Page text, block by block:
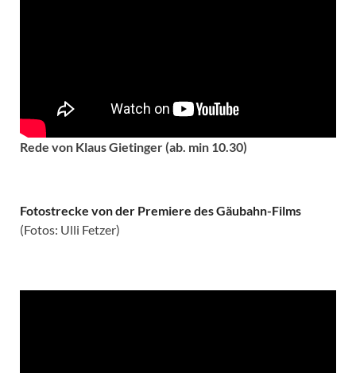
Rede von Klaus Gietinger (ab. min 10.30)
Fotostrecke von der Premiere des Gäubahn-Films
(Fotos: Ulli Fetzer)